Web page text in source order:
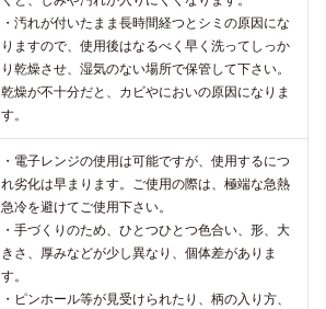
・汚れが付いたまま長時間経つとシミの原因にな
りますので、使用後はなるべく早く洗ってしっか
り乾燥させ、湿気のない場所で保管して下さい。
乾燥が不十分だと、カビやにおいの原因になりま
す。
・電子レンジの使用は可能ですが、使用するにつ
れ劣化は早まります。ご使用の際は、極端な急熱
急冷を避けてご使用下さい。
・手づくりのため、ひとつひとつ色合い、形、大
きさ、厚みなどが少し異なり、個体差がありま
す。
・ピンホール等が見受けられたり、柄の入り方、